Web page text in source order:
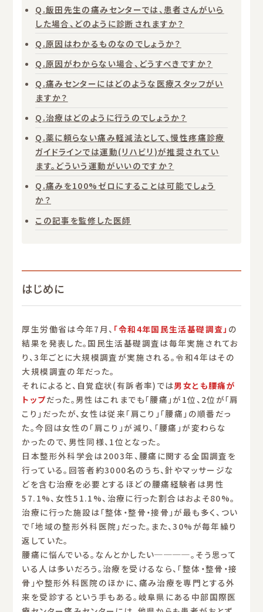
Q.飯田先生の痛みセンターでは、患者さんがいら
した場合、どのように診断されますか？
Q.原因はわかるものなのでしょうか？
Q.原因がわからない場合、どうすべきですか？
Q.痛みセンターにはどのような医療スタッフがい
ますか？
Q.治療はどのように行うのでしょうか？
Q.薬に頼らない痛み軽減法として、慢性疼痛診療
ガイドラインでは運動(リハビリ)が推奨されてい
ます。どういう運動がいいのですか？
Q.痛みを100%ゼロにすることは可能でしょう
か？
この記事を監修した医師
はじめに
厚生労働省は今年7月、 「令和4年国民生活基礎調査」 の
結果を発表した。国民生活基礎調査は毎年実施されてお
り、3年ごとに大規模調査が実施される。令和4年はその
大規模調査の年だった。
それによると、自覚症状(有訴者率)では男女とも腰痛が
トップだった。男性はこれまでも「腰痛」が1位、2位が「肩
こり」だったが、女性は従来「肩こり」「腰痛」の順番だっ
た。今回は女性の「肩こり」が減り、「腰痛」が変わらな
かったので、男性同様、1位となった。
日本整形外科学会は2003年、腰痛に関する全国調査を
行っている。回答者約3000名のうち、針やマッサージな
どを含む治療を必要とするほどの腰痛経験者は男性
57.1%、女性51.1%、治療に行った割合はおよそ80%。
治療に行った施設は「整体・整骨・接骨」が最も多く、つい
で「地域の整形外科医院」だった。また、30%が毎年繰り
返していた。
腰痛に悩んでいる。なんとかしたい────。そう思って
いる人は多いだろう。治療を受けるなら、「整体・整骨・接
骨」や整形外科医院のほかに、痛み治療を専門とする外
来を受診するという手もある。岐阜県にある中部国際医